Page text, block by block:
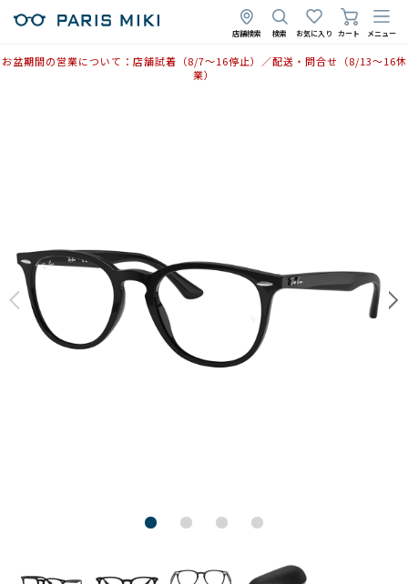
店舗検索 検索 お気に入り カート メニュー
お盆期間の営業について：店舗試着（8/7〜16停止）／配送・問合せ（8/13〜16休
業）
2025年11月13日